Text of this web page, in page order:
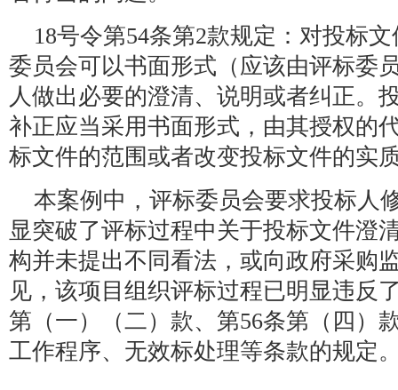
18号令第54条第2款规定：对投标
委员会可以书面形式（应该由评标委
人做出必要的澄清、说明或者纠正。
补正应当采用书面形式，由其授权的
标文件的范围或者改变投标文件的实
本案例中，评标委员会要求投标人
显突破了评标过程中关于投标文件澄
构并未提出不同看法，或向政府采购
见，该项目组织评标过程已明显违反
第（一）（二）款、第56条第（四）
工作程序、无效标处理等条款的规定